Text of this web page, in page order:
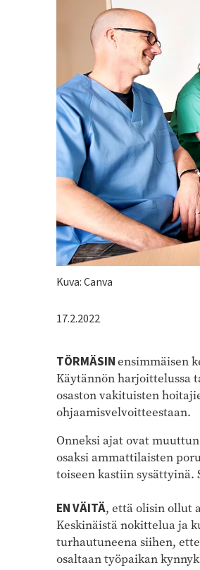
Kuva: Canva
17.2.2022
TÖRMÄSINensimmäisen
Käytännön harjoittelussa
osaston vakituisten
ohjaamisvelvoitteestaan.
Onneksi ajat ovat
osaksi ammattilaisten
toiseen kastiin sysättyinä.
EN VÄITÄ, että olisin ollut
Keskinäistä nokittelua ja
turhautuneena siihen,
osaltaan työpaikan